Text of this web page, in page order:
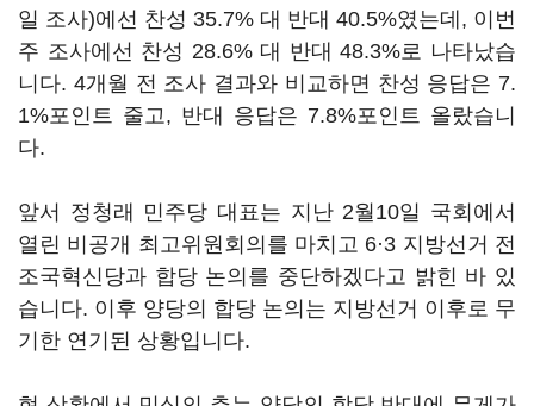
일 조사)에선 찬성 35.7% 대 반대 40.5%였는데, 이번
주 조사에선 찬성 28.6% 대 반대 48.3%로 나타났습
니다. 4개월 전 조사 결과와 비교하면 찬성 응답은 7.
1%포인트 줄고, 반대 응답은 7.8%포인트 올랐습니
다.
앞서 정청래 민주당 대표는 지난 2월10일 국회에서
열린 비공개 최고위원회의를 마치고 6·3 지방선거 전
조국혁신당과 합당 논의를 중단하겠다고 밝힌 바 있
습니다. 이후 양당의 합당 논의는 지방선거 이후로 무
기한 연기된 상황입니다.